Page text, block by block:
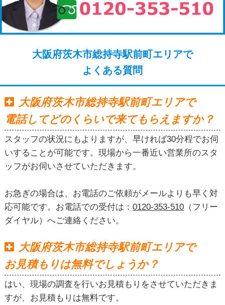
大阪府茨木市総持寺駅前町エリアで
よくある質問
大阪府茨木市総持寺駅前町エリアで
電話してどのくらいで来てもらえますか？
スタッフの状況にもよりますが、早ければ30分程でお伺
いすることが可能です。現場から一番近い営業所のスタ
ッフがお伺いさせていただきます。
お急ぎの場合は、お電話のご依頼がメールよりも早く対
応可能です。お電話での受付は： 0120-353-510（フリー
ダイヤル）へご連絡ください。
大阪府茨木市総持寺駅前町エリアで
お見積もりは無料でしょうか？
はい、現場の調査を行いお見積もりをさせていただきま
すが、お見積もりは無料です。